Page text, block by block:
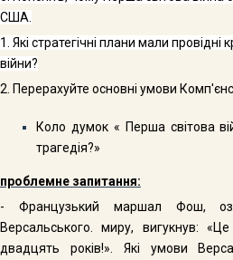
США.
1. Які стратегічні плани мали провідні
війни?
2. Перерахуйте основні умови
Коло думок « Перша світова
трагедія?»
проблемне запитання:
- Французький маршал Фош,
Версальського. миру, вигукнув:
двадцять років!». Які умови